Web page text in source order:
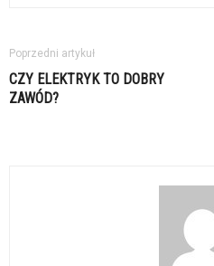
Poprzedni artykuł
CZY ELEKTRYK TO DOBRY
ZAWÓD?